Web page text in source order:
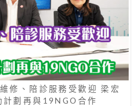
修、陪診服務受歡迎 梁宏
計劃再與19NGO合作